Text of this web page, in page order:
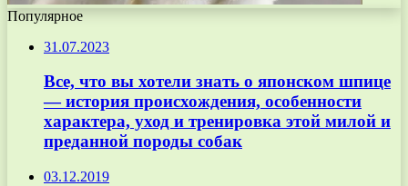
Популярное
31.07.2023
Все, что вы хотели знать о японском шпице
— история происхождения, особенности
характера, уход и тренировка этой милой и
преданной породы собак
03.12.2019